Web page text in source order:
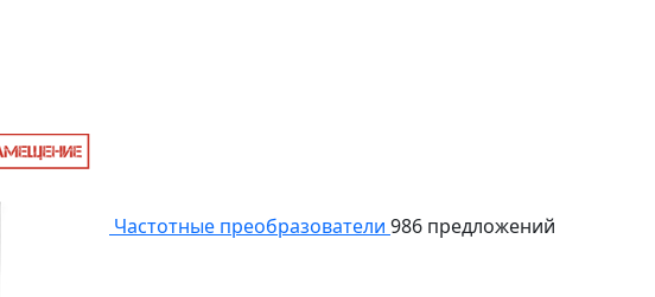
Частотные преобразователи 986 предложений